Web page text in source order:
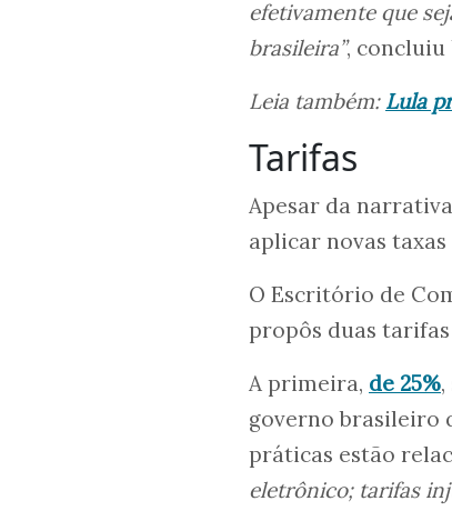
efetivamente que
brasileira”, concluiu
Leia também: Lula
Tarifas
Apesar da
aplicar novas taxas
O Escritório de
propôs duas
A primeira, de 25%
governo brasileiro
práticas estão
eletrônico; tarifas